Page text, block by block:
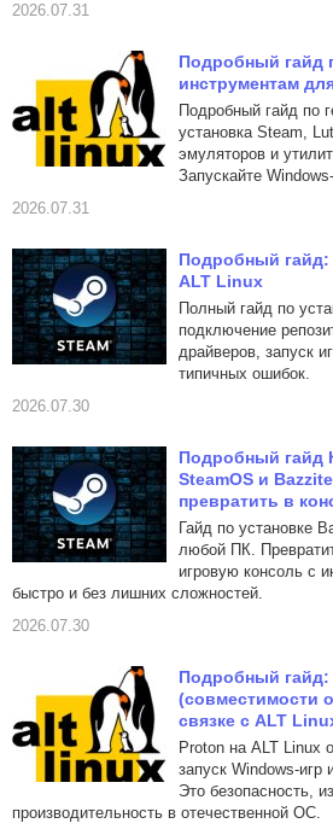
2026.07.31
Подробный гайд
инструментам
Подробный гайд по
установка Steam,
эмуляторов и
Запускайте
2026.07.31
Подробный гайд:
ALT Linux
Полный гайд по
подключение
драйверов, запуск
типичных ошибок.
2026.07.30
Подробный гайд
SteamOS и
превратить в
Гайд по установке
любой ПК.
игровую консоль с
быстро и без лишних сложностей.
2026.07.30
Подробный гайд:
(совместимости
связке с ALT
Proton на ALT Linux
запуск Windows-игр
Это безопасность,
производительность в отечественной ОС.